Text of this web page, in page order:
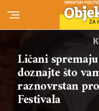
Ličani
doznajte što
raznovrstan
Festivala